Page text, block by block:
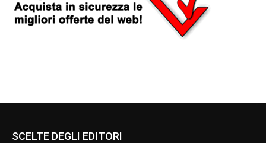
SCELTE DEGLI EDITORI